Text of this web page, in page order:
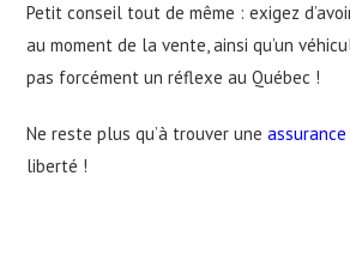
Petit conseil tout de même : exigez
au moment de la vente, ainsi qu’un
pas forcément un réflexe au Québec !
Ne reste plus qu’à trouver une
liberté !